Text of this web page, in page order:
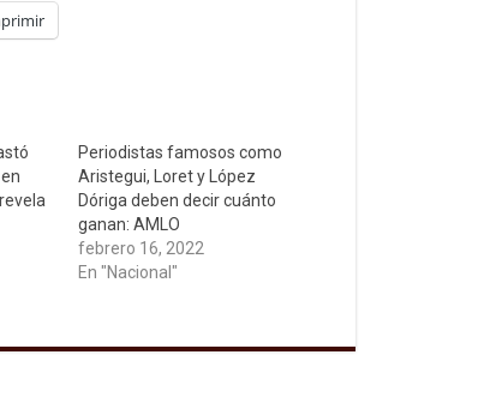
Periodistas famosos como
Aristegui, Loret y López
Dóriga deben decir cuánto
ganan: AMLO
febrero 16, 2022
En "Nacional"